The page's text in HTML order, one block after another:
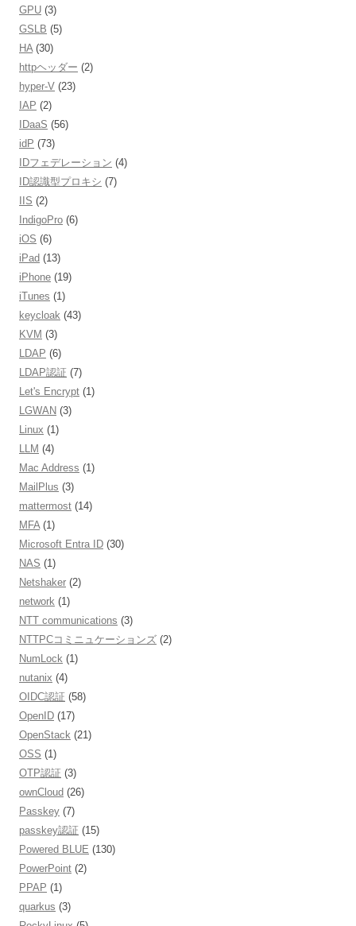
GPU (3)
GSLB (5)
HA (30)
httpヘッダー (2)
hyper-V (23)
IAP (2)
IDaaS (56)
idP (73)
IDフェデレーション (4)
ID認識型プロキシ (7)
IIS (2)
IndigoPro (6)
iOS (6)
iPad (13)
iPhone (19)
iTunes (1)
keycloak (43)
KVM (3)
LDAP (6)
LDAP認証 (7)
Let's Encrypt (1)
LGWAN (3)
Linux (1)
LLM (4)
Mac Address (1)
MailPlus (3)
mattermost (14)
MFA (1)
Microsoft Entra ID (30)
NAS (1)
Netshaker (2)
network (1)
NTT communications (3)
NTTPCコミニュケーションズ (2)
NumLock (1)
nutanix (4)
OIDC認証 (58)
OpenID (17)
OpenStack (21)
OSS (1)
OTP認証 (3)
ownCloud (26)
Passkey (7)
passkey認証 (15)
Powered BLUE (130)
PowerPoint (2)
PPAP (1)
quarkus (3)